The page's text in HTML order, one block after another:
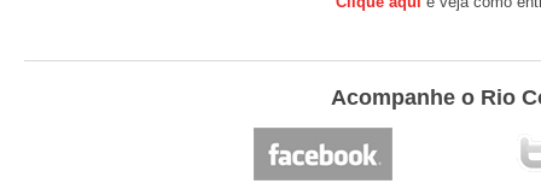
Acompanhe o Rio